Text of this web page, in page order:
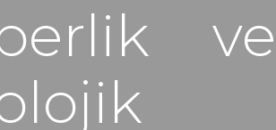
ve